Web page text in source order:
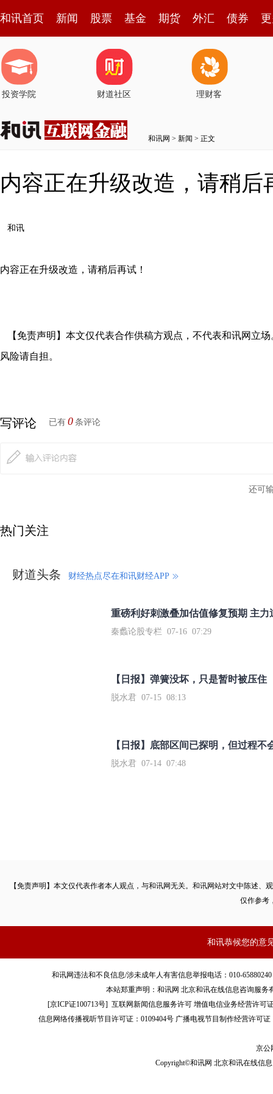
和讯首页 新闻 股票 基金 期货 外汇 债券
投资学院 财道社区 理财客
和讯网 > 新闻 > 正文
内容正在升级改造，请稍后
和讯
内容正在升级改造，请稍后再试！
【免责声明】本文仅代表合作供稿方观点，不代表和讯网立
风险请自担。
写评论 已有 0 条评论
还可
热门关注
财道头条 财经热点尽在和讯财经APP
秦蠡论股专栏 07-16 07:29
【日报】弹簧没坏，只是暂时被压住
脱水君 07-15 08:13
【日报】底部区间已探明，但过程不
脱水君 07-14 07:48
【免责声明】本文仅代表作者本人观点，与和讯网无关。和讯网站对文中陈述
仅作参考
和讯恭候您的意
和讯网违法和不良信息/涉未成年人有害信息举报电话：010-
本站郑重声明：和讯网 北京和讯在线信息咨询服
[京ICP证100713号]互联网新闻信息服务许可 增值电信业务经营许可
信息网络传播视听节目许可证：0109404号 广播电视节目制作经营许可证
京公
Copyright©和讯网 北京和讯在线信